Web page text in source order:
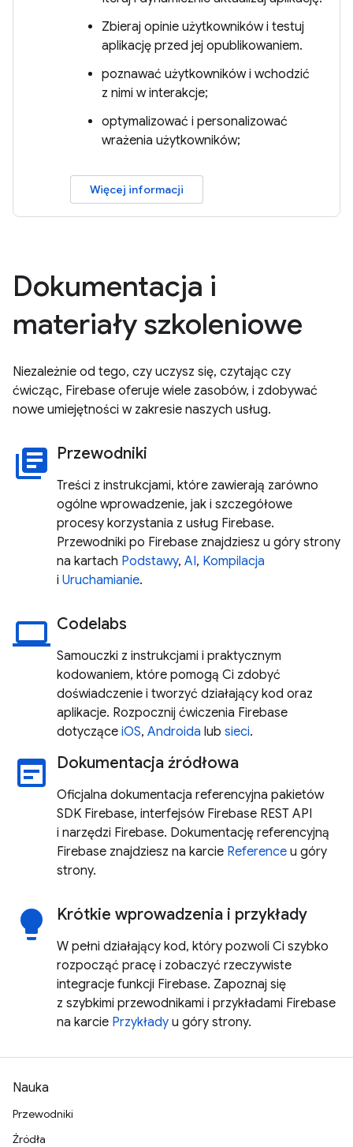
Zbieraj opinie użytkowników i testuj
aplikację przed jej opublikowaniem.
poznawać użytkowników i wchodzić
z nimi w interakcje;
optymalizować i personalizować
wrażenia użytkowników;
Więcej informacji
Dokumentacja i
materiały szkoleniowe
Niezależnie od tego, czy uczysz się, czytając czy
ćwicząc, Firebase oferuje wiele zasobów, i zdobywać
nowe umiejętności w zakresie naszych usług.
library_books Przewodniki
Treści z instrukcjami, które zawierają zarówno
ogólne wprowadzenie, jak i szczegółowe
procesy korzystania z usług Firebase.
Przewodniki po Firebase znajdziesz u góry strony
na kartach Podstawy, AI, Kompilacja
i Uruchamianie.
laptop Codelabs
Samouczki z instrukcjami i praktycznym
kodowaniem, które pomogą Ci zdobyć
doświadczenie i tworzyć działający kod oraz
aplikacje. Rozpocznij ćwiczenia Firebase
dotyczące iOS, Androida lub sieci.
wysiwyg Dokumentacja źródłowa
Oficjalna dokumentacja referencyjna pakietów
SDK Firebase, interfejsów Firebase REST API
i narzędzi Firebase. Dokumentację referencyjną
Firebase znajdziesz na karcie Reference u góry
strony.
lightbulb Krótkie wprowadzenia i przykłady
W pełni działający kod, który pozwoli Ci szybko
rozpocząć pracę i zobaczyć rzeczywiste
integracje funkcji Firebase. Zapoznaj się
z szybkimi przewodnikami i przykładami Firebase
na karcie Przykłady u góry strony.
Nauka
Przewodniki
Źródła